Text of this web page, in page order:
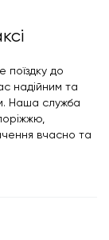
поїздку до
надійним та
Наша служба
вчасно та